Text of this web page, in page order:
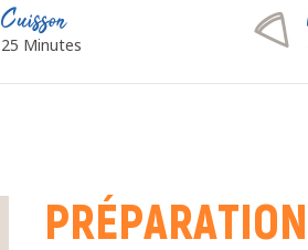
Cuisson
25 Minutes
PRÉPARATION